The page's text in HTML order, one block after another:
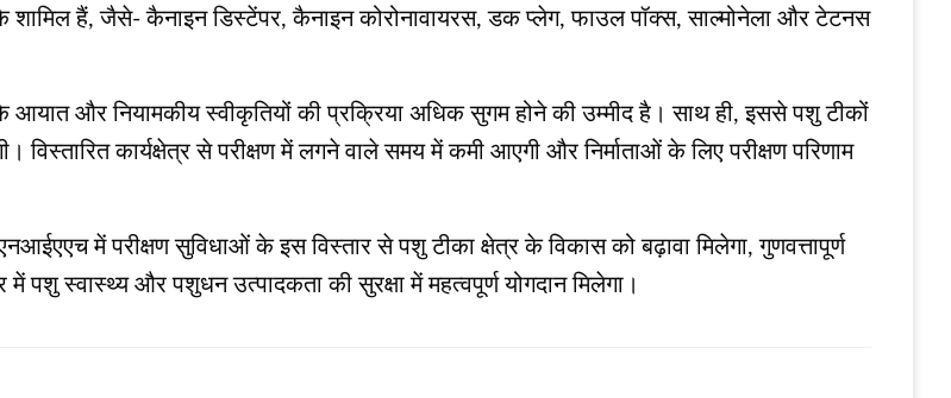
शामिल हैं, जैसे- कैनाइन डिस्टेंपर, कैनाइन कोरोनावायरस, डक प्लेग, फाउल पॉक्स, साल्मोनेला और टेटनस
आयात और नियामकीय स्वीकृतियों की प्रक्रिया अधिक सुगम होने की उम्मीद है। साथ ही, इससे पशु टीकों
विस्तारित कार्यक्षेत्र से परीक्षण में लगने वाले समय में कमी आएगी और निर्माताओं के लिए परीक्षण परिणाम
में परीक्षण सुविधाओं के इस विस्तार से पशु टीका क्षेत्र के विकास को बढ़ावा मिलेगा, गुणवत्तापूर्ण
पशु स्वास्थ्य और पशुधन उत्पादकता की सुरक्षा में महत्वपूर्ण योगदान मिलेगा।